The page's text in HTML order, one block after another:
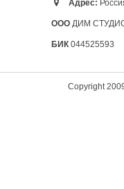
Адрес:
ООО ДИМ
БИК 044525593
Copyright